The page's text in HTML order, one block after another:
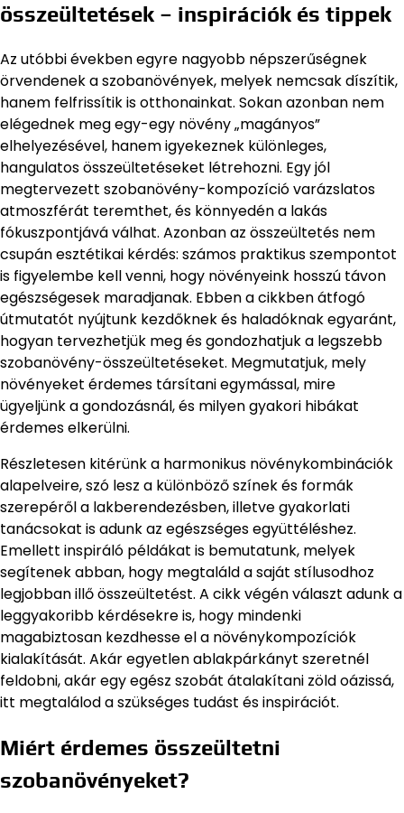
összeültetések – inspirációk és tippek
Az utóbbi években egyre nagyobb népszerűségnek
örvendenek a szobanövények, melyek nemcsak díszítik,
hanem felfrissítik is otthonainkat. Sokan azonban nem
elégednek meg egy-egy növény „magányos”
elhelyezésével, hanem igyekeznek különleges,
hangulatos összeültetéseket létrehozni. Egy jól
megtervezett szobanövény-kompozíció varázslatos
atmoszférát teremthet, és könnyedén a lakás
fókuszpontjává válhat. Azonban az összeültetés nem
csupán esztétikai kérdés: számos praktikus szempontot
is figyelembe kell venni, hogy növényeink hosszú távon
egészségesek maradjanak. Ebben a cikkben átfogó
útmutatót nyújtunk kezdőknek és haladóknak egyaránt,
hogyan tervezhetjük meg és gondozhatjuk a legszebb
szobanövény-összeültetéseket. Megmutatjuk, mely
növényeket érdemes társítani egymással, mire
ügyeljünk a gondozásnál, és milyen gyakori hibákat
érdemes elkerülni.
Részletesen kitérünk a harmonikus növénykombinációk
alapelveire, szó lesz a különböző színek és formák
szerepéről a lakberendezésben, illetve gyakorlati
tanácsokat is adunk az egészséges együttéléshez.
Emellett inspiráló példákat is bemutatunk, melyek
segítenek abban, hogy megtaláld a saját stílusodhoz
legjobban illő összeültetést. A cikk végén választ adunk a
leggyakoribb kérdésekre is, hogy mindenki
magabiztosan kezdhesse el a növénykompozíciók
kialakítását. Akár egyetlen ablakpárkányt szeretnél
feldobni, akár egy egész szobát átalakítani zöld oázissá,
itt megtalálod a szükséges tudást és inspirációt.
Miért érdemes összeültetni
szobanövényeket?